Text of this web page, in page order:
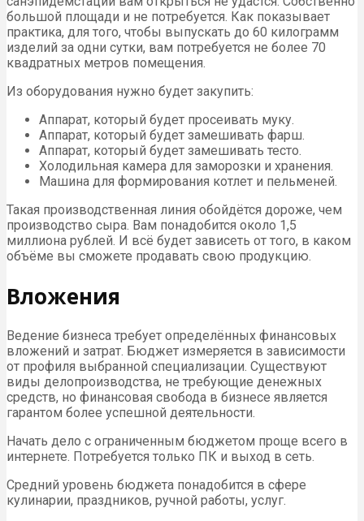
большой площади и не потребуется. Как показывает
практика, для того, чтобы выпускать до 60 килограмм
изделий за одни сутки, вам потребуется не более 70
квадратных метров помещения.
Из оборудования нужно будет закупить:
Аппарат, который будет просеивать муку.
Аппарат, который будет замешивать фарш.
Аппарат, который будет замешивать тесто.
Холодильная камера для заморозки и хранения.
Машина для формирования котлет и пельменей.
Такая производственная линия обойдётся дороже, чем
производство сыра. Вам понадобится около 1,5
миллиона рублей. И всё будет зависеть от того, в каком
объёме вы сможете продавать свою продукцию.
Вложения
Ведение бизнеса требует определённых финансовых
вложений и затрат. Бюджет измеряется в зависимости
от профиля выбранной специализации. Существуют
виды делопроизводства, не требующие денежных
средств, но финансовая свобода в бизнесе является
гарантом более успешной деятельности.
Начать дело с ограниченным бюджетом проще всего в
интернете. Потребуется только ПК и выход в сеть.
Средний уровень бюджета понадобится в сфере
кулинарии, праздников, ручной работы, услуг.